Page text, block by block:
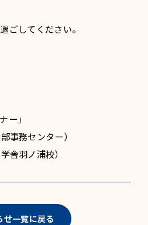
ごしてください。
ー」
事務センター）
舎羽ノ浦校）
せ一覧に戻る